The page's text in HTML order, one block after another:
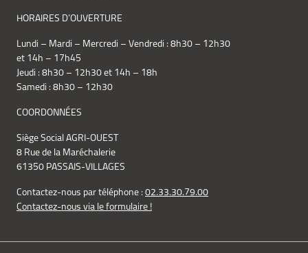
HORAIRES D’OUVERTURE
Lundi – Mardi – Mercredi – Vendredi : 8h30 – 12h30
et 14h – 17h45
Jeudi : 8h30 – 12h30 et 14h – 18h
Samedi : 8h30 – 12h30
COORDONNÉES
Siège Social AGRI-OUEST
8 Rue de la Maréchalerie
61350 PASSAIS-VILLAGES
Contactez-nous par téléphone : 02.33.30.79.00
Contactez-nous via le formulaire !